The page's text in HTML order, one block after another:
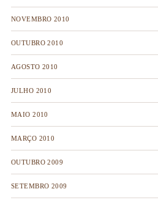
NOVEMBRO 2010
OUTUBRO 2010
AGOSTO 2010
JULHO 2010
MAIO 2010
MARÇO 2010
OUTUBRO 2009
SETEMBRO 2009